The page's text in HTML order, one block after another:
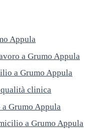
Appula
a Grumo Appula
a Grumo Appula
clinica
Grumo Appula
a Grumo Appula